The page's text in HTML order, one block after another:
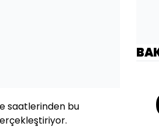
saatlerinden bu